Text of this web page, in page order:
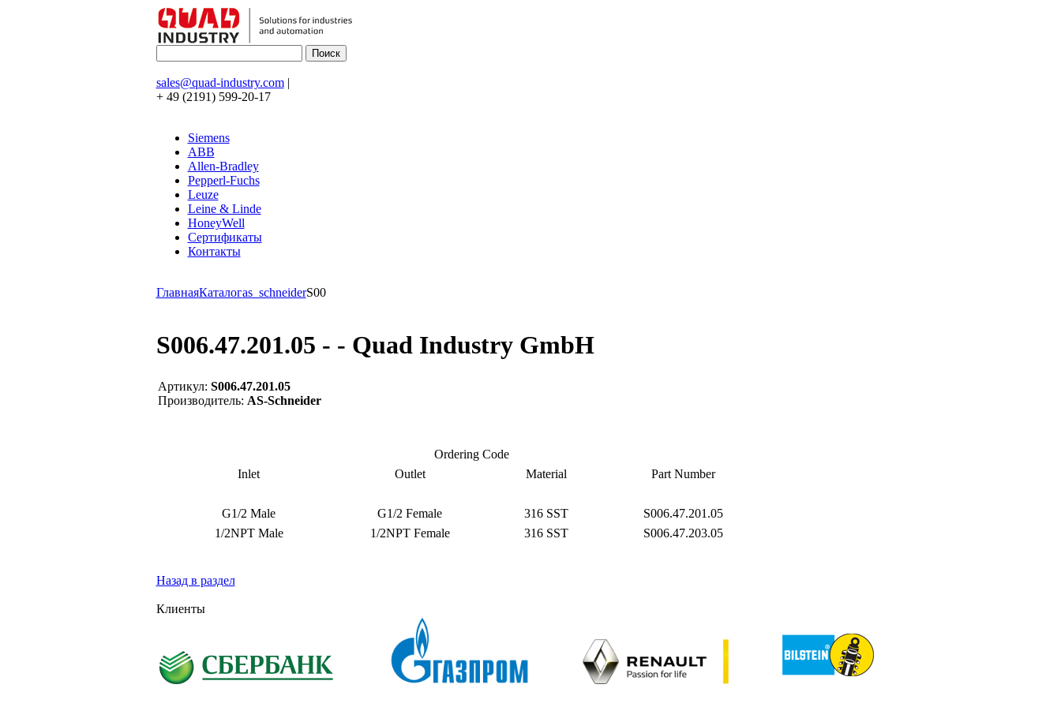
sales@quad-industry.com|
+ 49 (2191) 599-20-17
Siemens
ABB
Allen-Bradley
Pepperl-Fuchs
Leuze
Leine & Linde
HoneyWell
Сертификаты
Контакты
ГлавнаяКаталогas_schneiderS00
S006.47.201.05 - - Quad Industry GmbH
Артикул: S006.47.201.05
Производитель: AS-Schneider
Ordering Code
Inlet
Outlet Material Part Number
G1/2 Male G1/2 Female 316 SST
S006.47.201.05
1/2NPT Male
1/2NPT Female 316 SST S006.47.203.05
Назад в раздел
Клиенты